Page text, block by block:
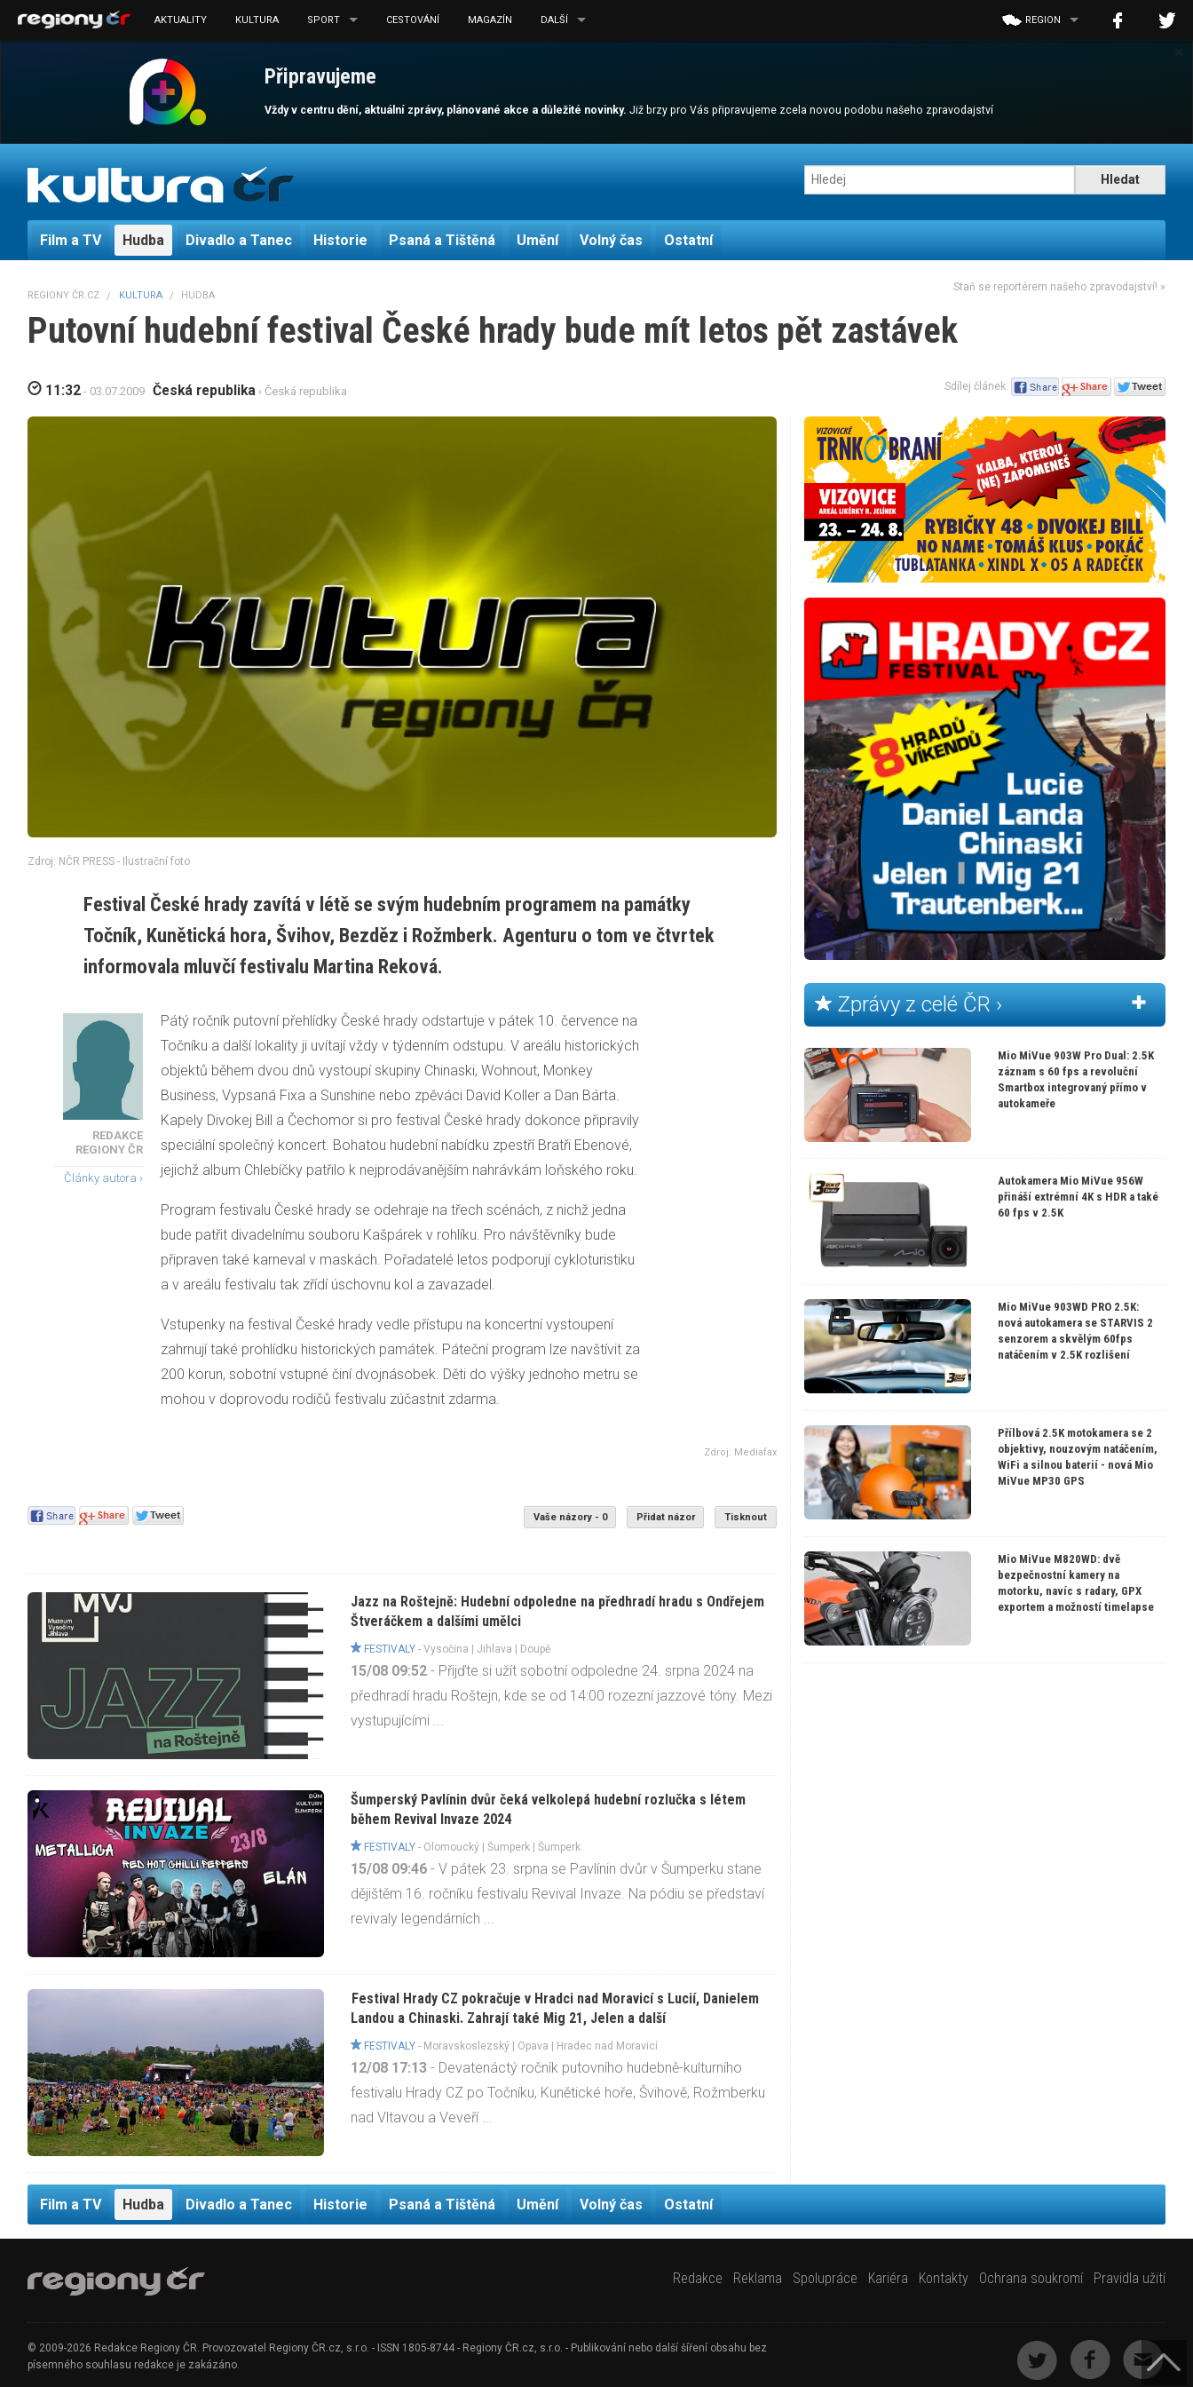
Připravujeme
Vždy v centru dění, aktuální zprávy, plánované akce a důležité novinky.Již brzy pro Vás připravujeme zcela novou podobu našeho zpravodajství
AKTUALITY KULTURA SPORT CESTOVÁNÍ MAGAZÍN DALŠÍ REGION
Film a TV Hudba Divadlo a Tanec Historie Psaná a Tištěná Umění Volný čas Ostatní
REGIONY ČR.CZ KULTURA HUDBA
Staň se reportérem našeho zpravodajství! »
Putovní hudební festival České hrady bude mít letos pět zastávek
11:32 - 03.07.2009 Česká republika › Česká republika Sdílej článek:
Zdroj: NČR PRESS - Ilustrační foto
Festival České hrady zavítá v létě se svým hudebním programem na památky
Točník, Kunětická hora, Švihov, Bezděz i Rožmberk. Agenturu o tom ve čtvrtek
informovala mluvčí festivalu Martina Reková.
REDAKCE
REGIONY ČR
Články autora ›
Pátý ročník putovní přehlídky České hrady odstartuje v pátek 10. července na
Točníku a další lokality ji uvítají vždy v týdenním odstupu. V areálu historických
objektů během dvou dnů vystoupí skupiny Chinaski, Wohnout, Monkey
Business, Vypsaná Fixa a Sunshine nebo zpěváci David Koller a Dan Bárta.
Kapely Divokej Bill a Čechomor si pro festival České hrady dokonce připravily
speciální společný koncert. Bohatou hudební nabídku zpestří Bratři Ebenové,
jejichž album Chlebíčky patřilo k nejprodávanějším nahrávkám loňského roku.
Program festivalu České hrady se odehraje na třech scénách, z nichž jedna
bude patřit divadelnímu souboru Kašpárek v rohlíku. Pro návštěvníky bude
připraven také karneval v maskách. Pořadatelé letos podporují cykloturistiku
a v areálu festivalu tak zřídí úschovnu kol a zavazadel.
Vstupenky na festival České hrady vedle přístupu na koncertní vystoupení
zahrnují také prohlídku historických památek. Páteční program lze navštívit za
200 korun, sobotní vstupné činí dvojnásobek. Děti do výšky jednoho metru se
mohou v doprovodu rodičů festivalu zúčastnit zdarma.
Zdroj: Mediafax
Vaše názory - 0 Přidat názor Tisknout
Jazz na Roštejně: Hudební odpoledne na předhradí hradu s Ondřejem
Štveráčkem a dalšími umělci
FESTIVALY -Vysočina |Jihlava | Doupě
15/08 09:52 - Přijďte si užít sobotní odpoledne 24. srpna 2024 na
předhradí hradu Roštejn, kde se od 14:00 rozezní jazzové tóny. Mezi
vystupujícími ...
Šumperský Pavlínin dvůr čeká velkolepá hudební rozlučka s létem
během Revival Invaze 2024
FESTIVALY - Olomoucký |Šumperk | Šumperk
15/08 09:46 - V pátek 23. srpna se Pavlínin dvůr v Šumperku stane
dějištěm 16. ročníku festivalu Revival Invaze. Na pódiu se představí
revivaly legendárních ...
Festival Hrady CZ pokračuje v Hradci nad Moravicí s Lucií, Danielem
Landou a Chinaski. Zahrají také Mig 21, Jelen a další
FESTIVALY - Moravskoslezský | Opava | Hradec nad Moravicí
12/08 17:13 - Devatenáctý ročník putovního hudebně-kulturního
festivalu Hrady CZ po Točníku, Kunětické hoře, Švihově, Rožmberku
nad Vltavou a Veveří ...
Zprávy z celé ČR ›
Mio MiVue 903W Pro Dual: 2.5K
záznam s 60 fps a revoluční
Smartbox integrovaný přímo v
autokameře
Autokamera Mio MiVue 956W
přináší extrémní 4K s HDR a také
60 fps v 2.5K
Mio MiVue 903WD PRO 2.5K:
nová autokamera se STARVIS 2
senzorem a skvělým 60fps
natáčením v 2.5K rozlišení
Přílbová 2.5K motokamera se 2
objektivy, nouzovým natáčením,
WiFi a silnou baterií - nová Mio
MiVue MP30 GPS
Mio MiVue M820WD: dvě
bezpečnostní kamery na
motorku, navíc s radary, GPX
exportem a možností timelapse
Film a TV Hudba Divadlo a Tanec Historie Psaná a Tištěná Umění Volný čas Ostatní
Redakce Reklama Spolupráce Kariéra Kontakty Ochrana soukromí Pravidla užití
© 2009-2026 Redakce Regiony ČR. Provozovatel Regiony ČR.cz, s.r.o. - ISSN 1805-8744 - Regiony ČR.cz, s.r.o. - Publikování nebo další šíření obsahu bez
písemného souhlasu redakce je zakázáno.